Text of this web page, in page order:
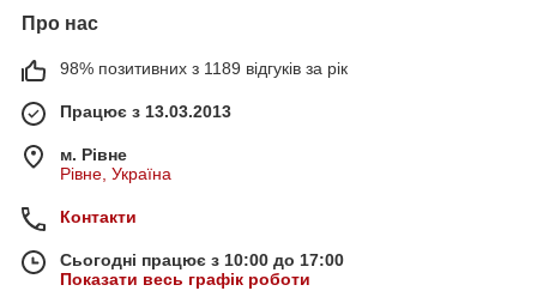
Про нас
98% позитивних з 1189 відгуків за рік
Працює з 13.03.2013
м. Рівне
Рівне, Україна
Контакти
Сьогодні працює з 10:00 до 17:00
Показати весь графік роботи